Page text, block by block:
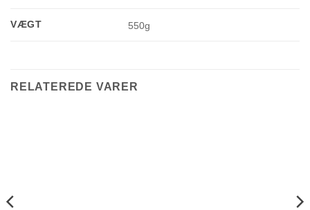
VÆGT 550g
RELATEREDE VARER